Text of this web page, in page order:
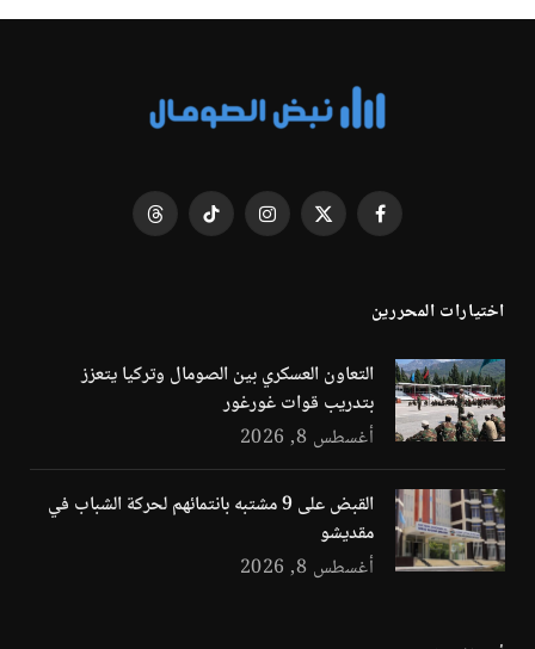
فيسبوك X
الانستغرامتيكتوك Threads
اختيارات المحررين
التعاون العسكري بين الصومال وتركيا يتعزز
بتدريب قوات غورغور
أغسطس 8, 2026
القبض على 9 مشتبه بانتمائهم لحركة الشباب في
مقديشو
أغسطس 8, 2026